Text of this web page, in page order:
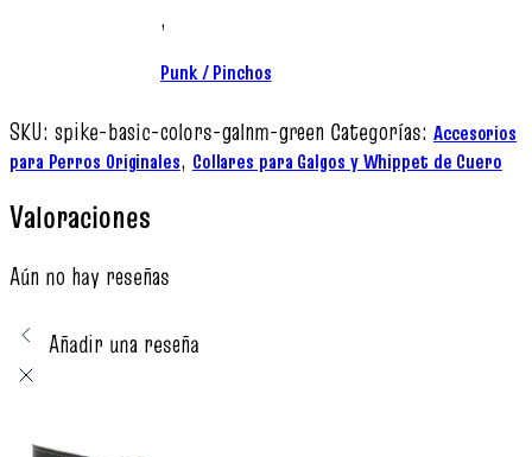
,
Punk / Pinchos
SKU: spike-basic-colors-galnm-green Categorías: Accesorios
para Perros Originales, Collares para Galgos y Whippet de Cuero
Valoraciones
Aún no hay reseñas
Añadir una reseña